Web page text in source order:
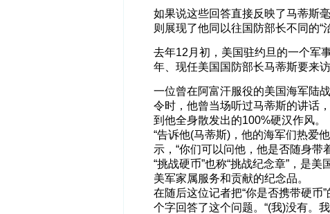
如果说这些回答直接反映了马蒂斯
则展现了他同以往国防部长不同的“
去年12月初，美国驻约旦的一个军
年、现任美国国防部长马蒂斯要来
一位曾在阿富汗服役的美国海军陆
令时，他曾当场听过马蒂斯的讲话
到他全身散发出的100%硬汉作风。
“告诉他(马蒂斯)，他的海军们热爱
示，“你们可以问他，他是否随身带
“挑战硬币”也称“挑战纪念章”，是
美军家属服务和贡献的纪念品。
在随后这位记者把“你是否携带硬币
个字回答了这个问题。“(我)没有。